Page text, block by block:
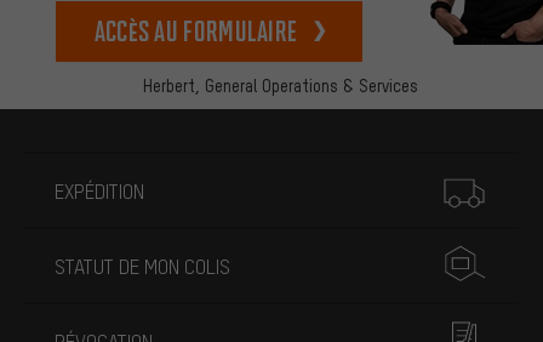
Herbert, General Operations & Services
Accès au formulaire
EXPÉDITION
STATUT DE MON COLIS